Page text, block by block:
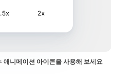
2x
애니메이션 아이콘을 사용해 보세요